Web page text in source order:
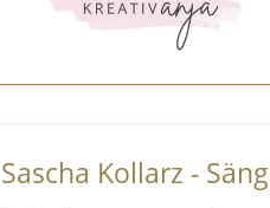
Sascha Kollarz -